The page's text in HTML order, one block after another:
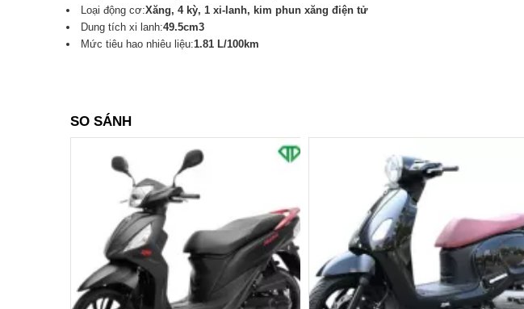
Loại động cơ:Xăng, 4 kỳ, 1 xi-lanh, kim phun xăng điện tử
Dung tích xi lanh:49.5cm3
Mức tiêu hao nhiêu liệu:1.81 L/100km
SO SÁNH